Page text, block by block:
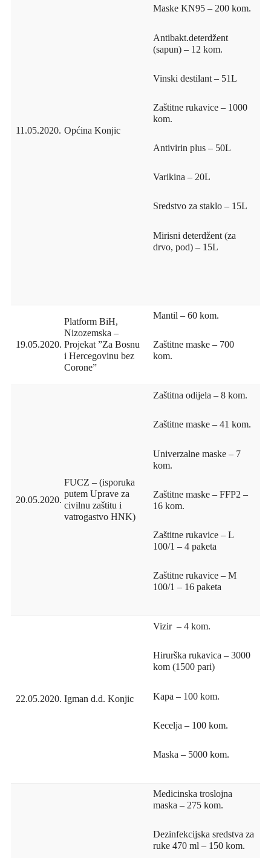
11.05.2020. Općina Konjic
Maske KN95 – 200 kom.
Antibakt.deterdžent
(sapun) – 12 kom.
Vinski destilant – 51L
Zaštitne rukavice – 1000
kom.
Antivirin plus – 50L
Varikina – 20L
Sredstvo za staklo – 15L
Mirisni deterdžent (za
drvo, pod) – 15L
19.05.2020.
Platform BiH,
Nizozemska –
Projekat ”Za Bosnu
i Hercegovinu bez
Corone”
Mantil – 60 kom.
Zaštitne maske – 700
kom.
20.05.2020.
FUCZ – (isporuka
putem Uprave za
civilnu zaštitu i
vatrogastvo HNK)
Zaštitna odijela – 8 kom.
Zaštitne maske – 41 kom.
Univerzalne maske – 7
kom.
Zaštitne maske – FFP2 –
16 kom.
Zaštitne rukavice – L
100/1 – 4 paketa
Zaštitne rukavice – M
100/1 – 16 paketa
22.05.2020. Igman d.d. Konjic
Vizir – 4 kom.
Hirurška rukavica – 3000
kom (1500 pari)
Kapa – 100 kom.
Kecelja – 100 kom.
Maska – 5000 kom.
Medicinska troslojna
maska – 275 kom.
Dezinfekcijska sredstva za
ruke 470 ml – 150 kom.